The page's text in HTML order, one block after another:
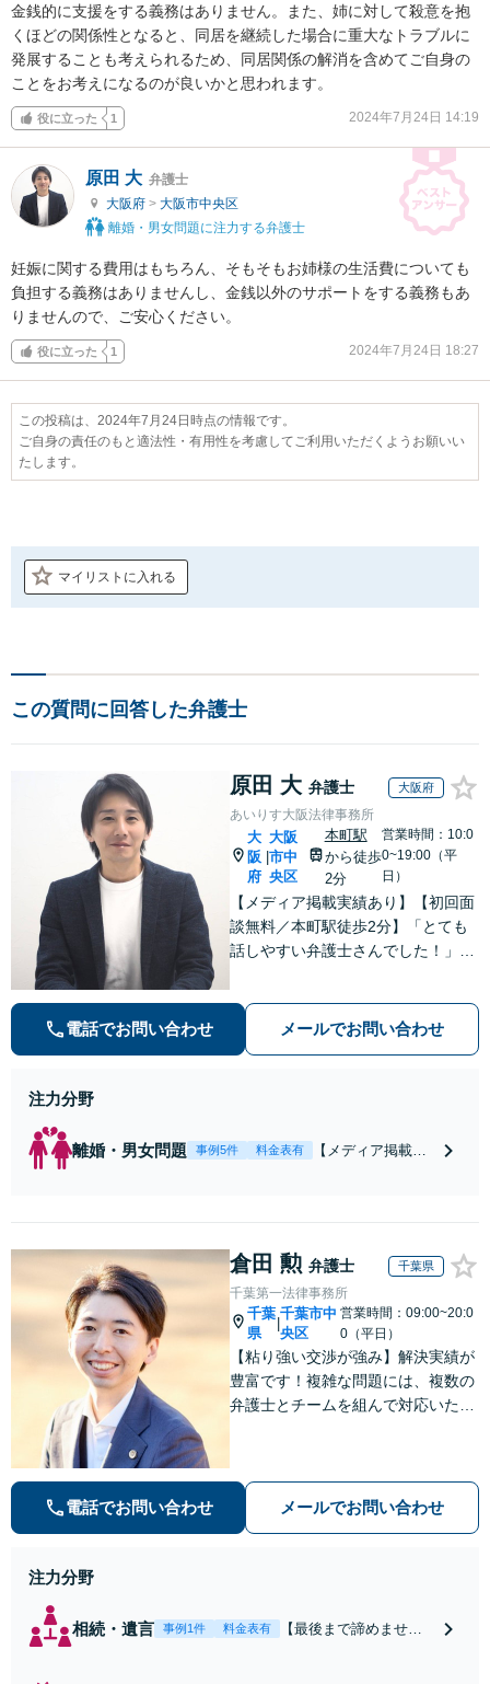
金銭的に支援をする義務はありません。また、姉に対して殺意を抱
くほどの関係性となると、同居を継続した場合に重大なトラブルに
発展することも考えられるため、同居関係の解消を含めてご自身の
ことをお考えになるのが良いかと思われます。
役に立った 1 2024年7月24日 14:19
原田 大 弁護士
大阪府 > 大阪市中央区
離婚・男女問題に注力する弁護士
妊娠に関する費用はもちろん、そもそもお姉様の生活費についても
負担する義務はありませんし、金銭以外のサポートをする義務もあ
りませんので、ご安心ください。
役に立った 1 2024年7月24日 18:27
この投稿は、2024年7月24日時点の情報です。
ご自身の責任のもと適法性・有用性を考慮してご利用いただくようお願いい
たします。
マイリストに入れる
この質問に回答した弁護士
原田 大 弁護士 大阪府
あいりす大阪法律事務所
大
阪
府
|
大阪
市中
央区
本町駅
から徒歩
2分
営業時間：10:0
0~19:00（平
日）
【メディア掲載実績あり】【初回面
談無料／本町駅徒歩2分】「とても
話しやすい弁護士さんでした！」の
ポート【時間外面談も対応】
電話でお問い合わせ メールでお問い合わせ
注力分野
離婚・男女問題 事例5件 料金表有
【メディア掲載実
【セカンドオピニ
オン可】離婚調停
を含め、解決実績
豊富です！不倫の
慰謝料請求は証拠
収集の段階からサ
ポート。FP資格を
活かし離婚後の生
倉田 勲 弁護士 千葉県
千葉第一法律事務所
千葉
県
千葉市中
央区
営業時間：09:00~20:0
0（平日）
【粘り強い交渉が強み】解決実績が
豊富です！複雑な問題には、複数の
弁護士とチームを組んで対応いたし
気軽にご相談ください。
電話でお問い合わせ メールでお問い合わせ
注力分野
相続・遺言 事例1件 料金表有
【最後まで諦めませ